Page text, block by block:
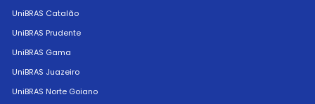
UniBRAS Catalão
UniBRAS Prudente
UniBRAS Gama
UniBRAS Juazeiro
UniBRAS Norte Goiano